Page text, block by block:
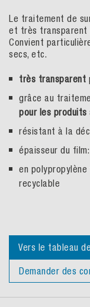
Le traitement de
et très transparent
Convient
secs, etc.
très transparent
grâce au
pour les produits
résistant à la
épaisseur du
en polypropylène
recyclable
Vers le tableau
Demander des